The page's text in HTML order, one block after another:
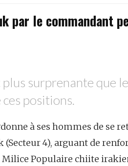
par le commandant
surprenante que
positions.
à ses hommes de se
4), arguant de
Milice Populaire chiite